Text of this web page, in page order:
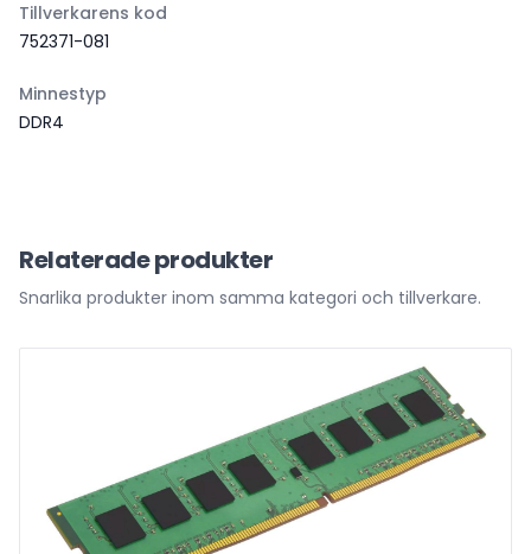
Tillverkarens kod
752371-081
Minnestyp
DDR4
Relaterade produkter
Snarlika produkter inom samma kategori och tillverkare.